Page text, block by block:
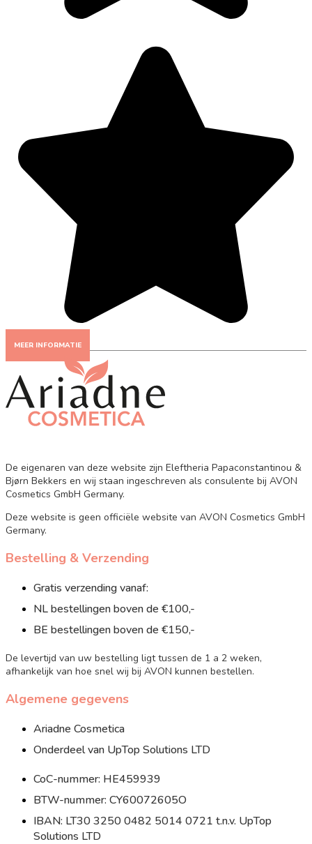
MEER INFORMATIE
De eigenaren van deze website zijn Eleftheria Papaconstantinou &
Bjørn Bekkers en wij staan ingeschreven als consulente bij AVON
Cosmetics GmbH Germany.
Deze website is geen officiële website van AVON Cosmetics GmbH
Germany.
Bestelling & Verzending
Gratis verzending vanaf:
NL bestellingen boven de €100,-
BE bestellingen boven de €150,-
De levertijd van uw bestelling ligt tussen de 1 a 2 weken,
afhankelijk van hoe snel wij bij AVON kunnen bestellen.
Algemene gegevens
Ariadne Cosmetica
Onderdeel van UpTop Solutions LTD
CoC-nummer: HE459939
BTW-nummer: CY60072605O
IBAN: LT30 3250 0482 5014 0721 t.n.v. UpTop
Solutions LTD